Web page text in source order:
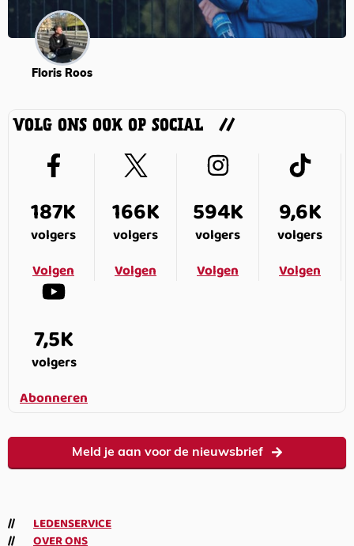
Floris Roos
VOLG ONS OOK OP SOCIAL
187K
volgers
Volgen
166K
volgers
Volgen
594K
volgers
Volgen
9,6K
volgers
Volgen
7,5K
volgers
Abonneren
Meld je aan voor de nieuwsbrief
LEDENSERVICE
OVER ONS